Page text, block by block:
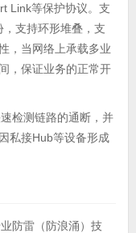
Link等保护协议。支
支持环形堆叠，支
，当网络上承载多业
，保证业务的正常开
检测链路的通断，并
私接Hub等设备形成
防雷（防浪涌）技